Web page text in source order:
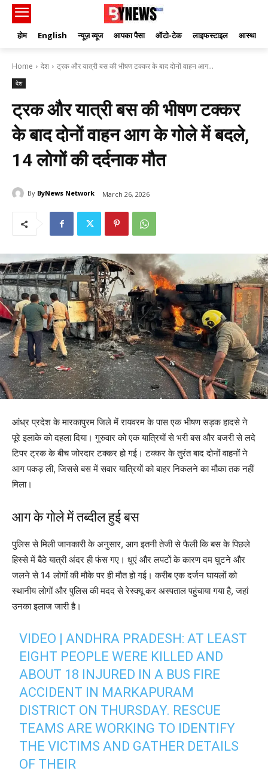
होम English न्यूज़ व्यूज आपका पैसा ऑटो-टेक लाइफस्टाइल आस्था
Home देश ट्रक और यात्री बस की भीषण टक्कर के बाद दोनों वाहन आग...
देश
ट्रक और यात्री बस की भीषण टक्कर
के बाद दोनों वाहन आग के गोले में बदले,
14 लोगों की दर्दनाक मौत
By ByNews Network March 26, 2026
आंध्र प्रदेश के मारकापुरम जिले में रायवरम के पास एक भीषण सड़क हादसे ने
पूरे इलाके को दहला दिया। गुरुवार को एक यात्रियों से भरी बस और बजरी से लदे
टिपर ट्रक के बीच जोरदार टक्कर हो गई। टक्कर के तुरंत बाद दोनों वाहनों ने
आग पकड़ ली, जिससे बस में सवार यात्रियों को बाहर निकलने का मौका तक नहीं
मिला।
आग के गोले में तब्दील हुई बस
पुलिस से मिली जानकारी के अनुसार, आग इतनी तेजी से फैली कि बस के पिछले
हिस्से में बैठे यात्री अंदर ही फंस गए। धुएं और लपटों के कारण दम घुटने और
जलने से 14 लोगों की मौके पर ही मौत हो गई। करीब एक दर्जन घायलों को
स्थानीय लोगों और पुलिस की मदद से रेस्क्यू कर अस्पताल पहुंचाया गया है, जहां
उनका इलाज जारी है।
VIDEO | ANDHRA PRADESH: AT LEAST
EIGHT PEOPLE WERE KILLED AND
ABOUT 18 INJURED IN A BUS FIRE
ACCIDENT IN MARKAPURAM
DISTRICT ON THURSDAY. RESCUE
TEAMS ARE WORKING TO IDENTIFY
THE VICTIMS AND GATHER DETAILS
OF THEIR